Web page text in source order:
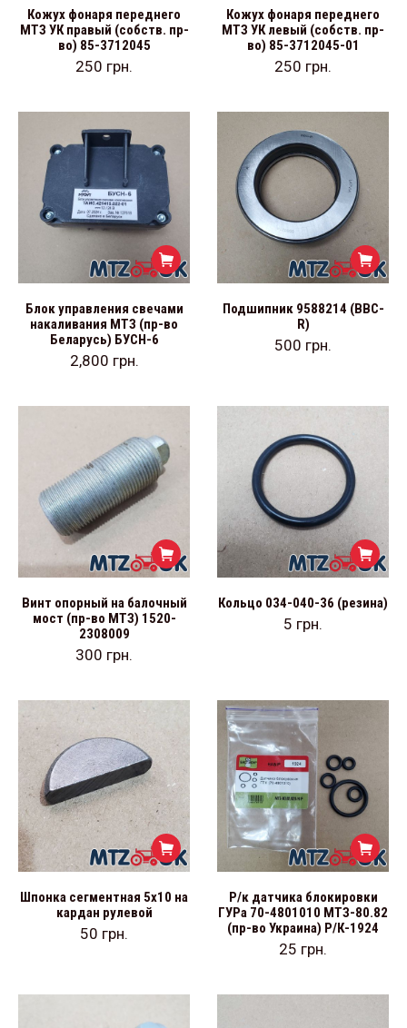
Кожух фонаря переднего
МТЗ УК правый (собств. пр-
во) 85-3712045
250 грн.
Кожух фонаря переднего
МТЗ УК левый (собств. пр-
во) 85-3712045-01
250 грн.
Блок управления свечами
накаливания МТЗ (пр-во
Беларусь) БУСН-6
2,800 грн.
Подшипник 9588214 (BBC-
R)
500 грн.
Винт опорный на балочный
мост (пр-во МТЗ) 1520-
2308009
300 грн.
Кольцо 034-040-36 (резина)
5 грн.
Шпонка сегментная 5х10 на
кардан рулевой
50 грн.
Р/к датчика блокировки
ГУРа 70-4801010 МТЗ-80.82
(пр-во Украина) Р/К-1924
25 грн.